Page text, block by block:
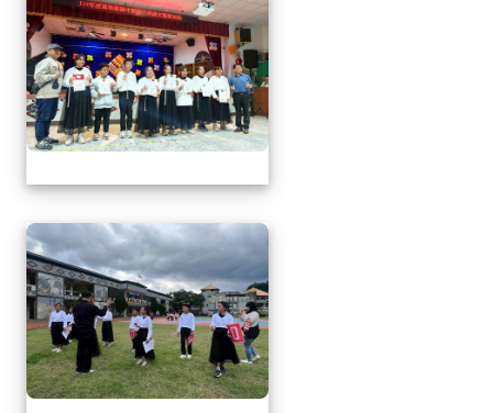
1141217萬榮鄉英語文